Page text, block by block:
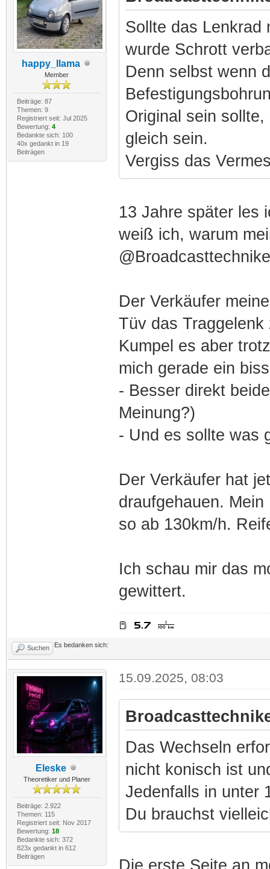
happy_llama
Member
Beiträge: 87
Themen: 9
Registriert seit: Jul 2025
Bewertung: 4
Bedankte sich: 100
40x gedankt in 19
Beiträgen
Sollte das Lenkrad
wurde Schrott
Denn selbst wenn
Original sein
gleich sein.
Vergiss das
13 Jahre später les
weiß ich, warum
Der Verkäufer
Tüv das
Kumpel es aber
mich gerade ein
- Besser direkt
Meinung?)
- Und es sollte was
Der Verkäufer hat
draufgehauen.
so ab 130km/h.
Ich schau mir das
gewittert.
Suchen Es bedanken sich:
Eleske
Theoretiker und Planer
Beiträge: 2.922
Themen: 115
Registriert seit: Nov 2017
Bewertung: 18
Bedankte sich: 372
823x gedankt in 612
Beiträgen
15.09.2025, 08:03
Das Wechseln
nicht konisch ist
Jedenfalls in unter
Du brauchst
Die erste Seite an